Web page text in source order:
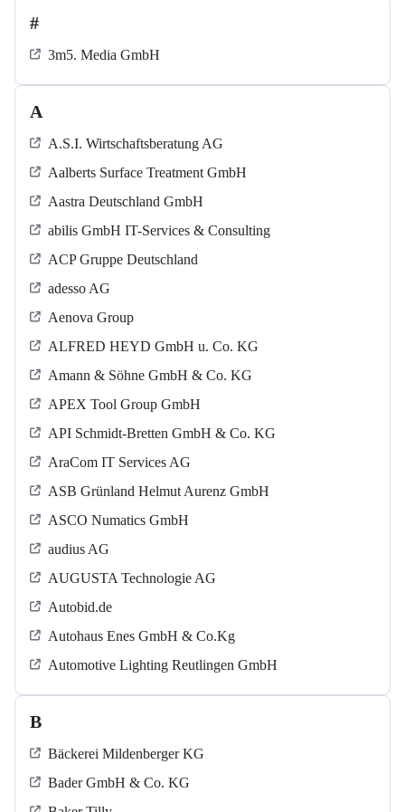
#
3m5. Media GmbH
A
A.S.I. Wirtschaftsberatung AG
Aalberts Surface Treatment GmbH
Aastra Deutschland GmbH
abilis GmbH IT-Services & Consulting
ACP Gruppe Deutschland
adesso AG
Aenova Group
ALFRED HEYD GmbH u. Co. KG
Amann & Söhne GmbH & Co. KG
APEX Tool Group GmbH
API Schmidt-Bretten GmbH & Co. KG
AraCom IT Services AG
ASB Grün­land Helmut Au­renz GmbH
ASCO Numatics GmbH
audius AG
AUGUSTA Technologie AG
Autobid.de
Autohaus Enes GmbH & Co.Kg
Automotive Lighting Reutlingen GmbH
B
Bäckerei Mildenberger KG
Bader GmbH & Co. KG